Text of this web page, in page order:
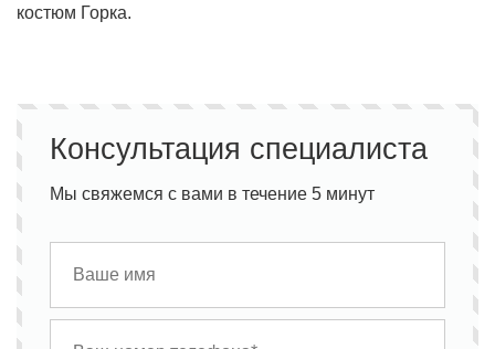
костюм Горка.
Консультация специалиста
Мы свяжемся с вами в течение 5 минут